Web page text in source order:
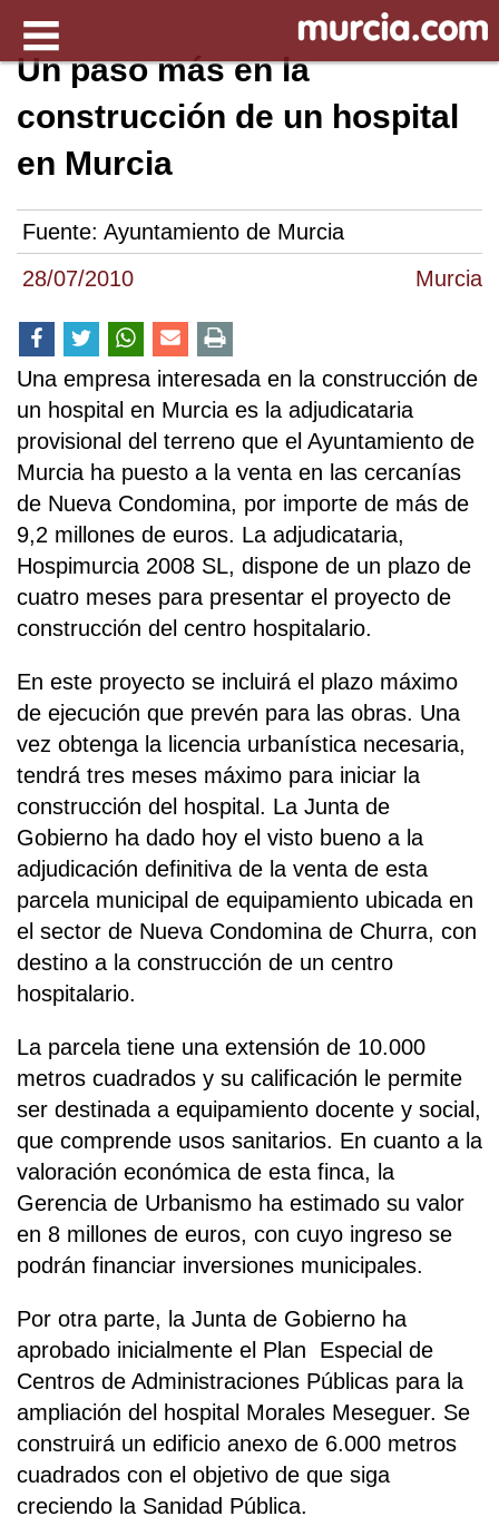
28/07/2010 Murcia
Un paso más en la
construcción de un hospital
en Murcia
Fuente: Ayuntamiento de Murcia
Una empresa interesada en la construcción de
un hospital en Murcia es la adjudicataria
provisional del terreno que el Ayuntamiento de
Murcia ha puesto a la venta en las cercanías
de Nueva Condomina, por importe de más de
9,2 millones de euros. La adjudicataria,
Hospimurcia 2008 SL, dispone de un plazo de
cuatro meses para presentar el proyecto de
construcción del centro hospitalario.
En este proyecto se incluirá el plazo máximo
de ejecución que prevén para las obras. Una
vez obtenga la licencia urbanística necesaria,
tendrá tres meses máximo para iniciar la
construcción del hospital. La Junta de
Gobierno ha dado hoy el visto bueno a la
adjudicación definitiva de la venta de esta
parcela municipal de equipamiento ubicada en
el sector de Nueva Condomina de Churra, con
destino a la construcción de un centro
hospitalario.
La parcela tiene una extensión de 10.000
metros cuadrados y su calificación le permite
ser destinada a equipamiento docente y social,
que comprende usos sanitarios. En cuanto a la
valoración económica de esta finca, la
Gerencia de Urbanismo ha estimado su valor
en 8 millones de euros, con cuyo ingreso se
podrán financiar inversiones municipales.
Por otra parte, la Junta de Gobierno ha
aprobado inicialmente el Plan Especial de
Centros de Administraciones Públicas para la
ampliación del hospital Morales Meseguer. Se
construirá un edificio anexo de 6.000 metros
cuadrados con el objetivo de que siga
creciendo la Sanidad Pública.